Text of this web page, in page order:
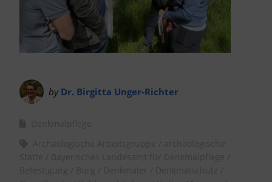
by Dr. Birgitta Unger-Richter